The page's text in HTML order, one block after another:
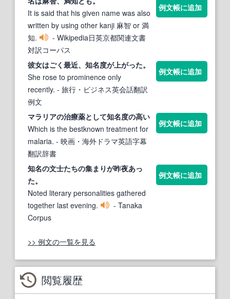
It is said that his given name was also
written by using other kanji 麻智 or 満
知.
- Wikipedia日英京都関連文書
対訳コーパス
例文帳に追加
彼女はごく最近、 知名度が上がった。
She rose to prominence only
recently. - 旅行・ビジネス英会話翻訳
例文
例文帳に追加
マラリアの治療薬として知名度の高い
Which is the bestknown treatment for
malaria. - 映画・海外ドラマ英語字幕
翻訳辞書
例文帳に追加
知名の文士たちの集まりが昨夜あっ
た。
Noted literary personalities gathered
together last evening.
- Tanaka
Corpus
例文帳に追加
>> 例文の一覧を見る
閲覧履歴